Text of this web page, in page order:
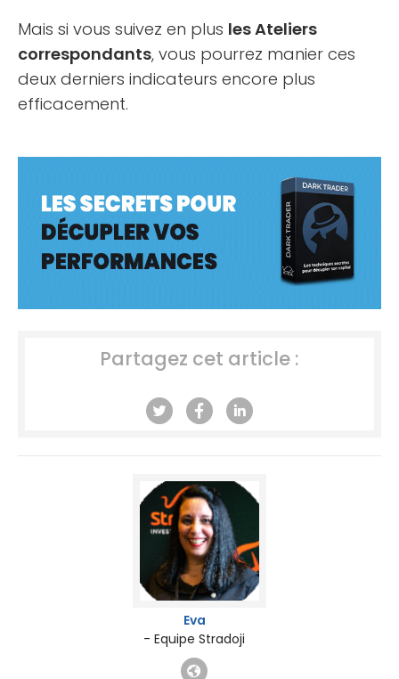
Mais si vous suivez en plus les Ateliers
correspondants, vous pourrez manier ces
deux derniers indicateurs encore plus
efficacement.
Partagez cet article :
Eva
- Equipe Stradoji